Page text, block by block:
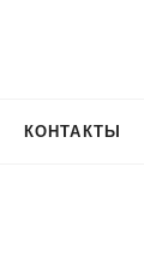
КОНТАКТЫ